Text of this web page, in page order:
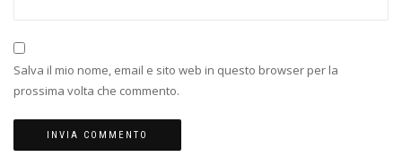
Salva il mio nome, email e sito web in questo browser per la
prossima volta che commento.